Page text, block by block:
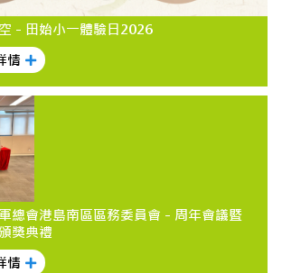
- 田始小一體驗日2026
情
總會港島南區區務委員會 - 周年會議暨
獎典禮
情